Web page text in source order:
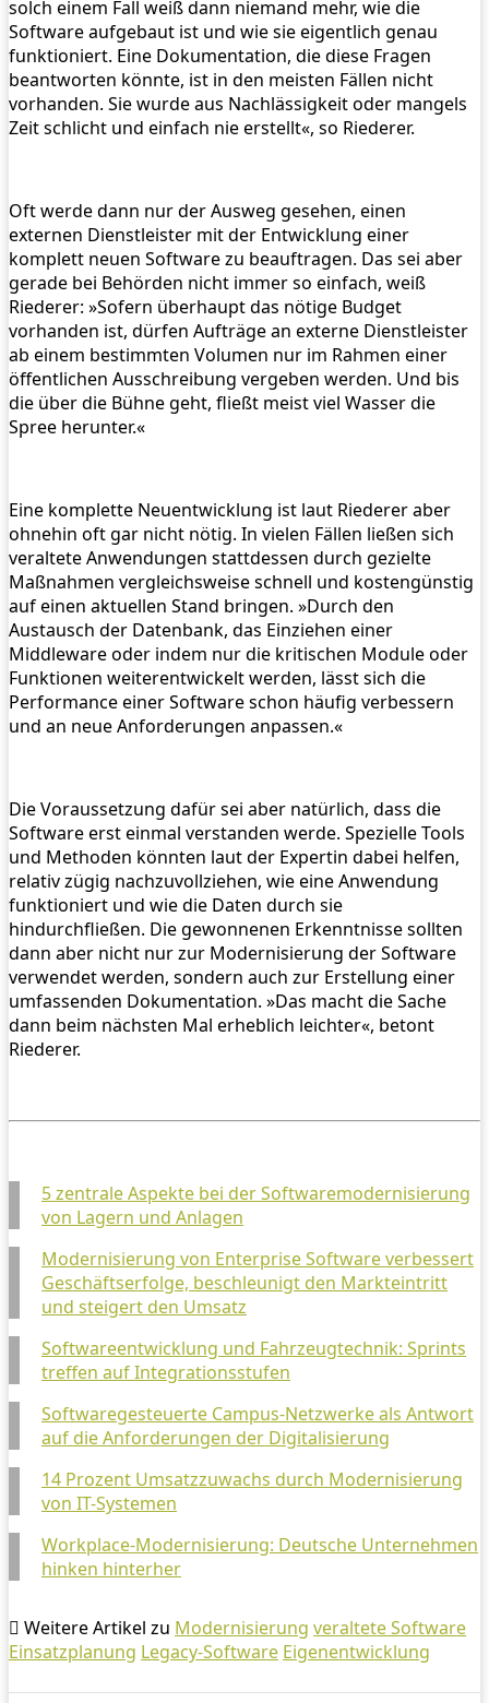
solch einem Fall weiß dann niemand mehr, wie die
Software aufgebaut ist und wie sie eigentlich genau
funktioniert. Eine Dokumentation, die diese Fragen
beantworten könnte, ist in den meisten Fällen nicht
vorhanden. Sie wurde aus Nachlässigkeit oder mangels
Zeit schlicht und einfach nie erstellt«, so Riederer.
Oft werde dann nur der Ausweg gesehen, einen
externen Dienstleister mit der Entwicklung einer
komplett neuen Software zu beauftragen. Das sei aber
gerade bei Behörden nicht immer so einfach, weiß
Riederer: »Sofern überhaupt das nötige Budget
vorhanden ist, dürfen Aufträge an externe Dienstleister
ab einem bestimmten Volumen nur im Rahmen einer
öffentlichen Ausschreibung vergeben werden. Und bis
die über die Bühne geht, fließt meist viel Wasser die
Spree herunter.«
Eine komplette Neuentwicklung ist laut Riederer aber
ohnehin oft gar nicht nötig. In vielen Fällen ließen sich
veraltete Anwendungen stattdessen durch gezielte
Maßnahmen vergleichsweise schnell und kostengünstig
auf einen aktuellen Stand bringen. »Durch den
Austausch der Datenbank, das Einziehen einer
Middleware oder indem nur die kritischen Module oder
Funktionen weiterentwickelt werden, lässt sich die
Performance einer Software schon häufig verbessern
und an neue Anforderungen anpassen.«
Die Voraussetzung dafür sei aber natürlich, dass die
Software erst einmal verstanden werde. Spezielle Tools
und Methoden könnten laut der Expertin dabei helfen,
relativ zügig nachzuvollziehen, wie eine Anwendung
funktioniert und wie die Daten durch sie
hindurchfließen. Die gewonnenen Erkenntnisse sollten
dann aber nicht nur zur Modernisierung der Software
verwendet werden, sondern auch zur Erstellung einer
umfassenden Dokumentation. »Das macht die Sache
dann beim nächsten Mal erheblich leichter«, betont
Riederer.
5 zentrale Aspekte bei der Softwaremodernisierung
von Lagern und Anlagen
Modernisierung von Enterprise Software verbessert
Geschäftserfolge, beschleunigt den Markteintritt
und steigert den Umsatz
Softwareentwicklung und Fahrzeugtechnik: Sprints
treffen auf Integrationsstufen
Softwaregesteuerte Campus-Netzwerke als Antwort
auf die Anforderungen der Digitalisierung
14 Prozent Umsatzzuwachs durch Modernisierung
von IT-Systemen
Workplace-Modernisierung: Deutsche Unternehmen
hinken hinterher
Weitere Artikel zu Modernisierung veraltete Software
Einsatzplanung Legacy-Software Eigenentwicklung